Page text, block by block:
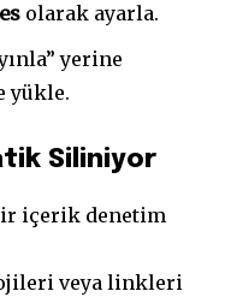
olarak ayarla.
yerine
yükle.
Siliniyor
içerik denetim
veya linkleri